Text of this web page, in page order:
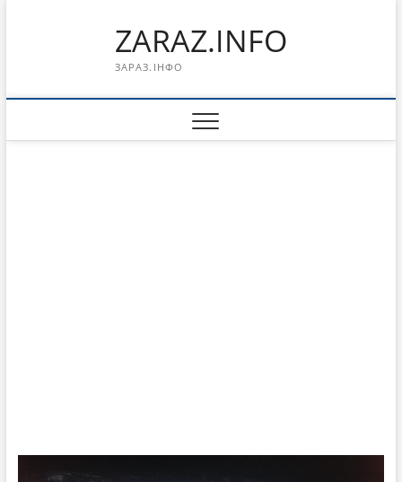
ZARAZ.INFO
ЗАРАЗ.ІНФО